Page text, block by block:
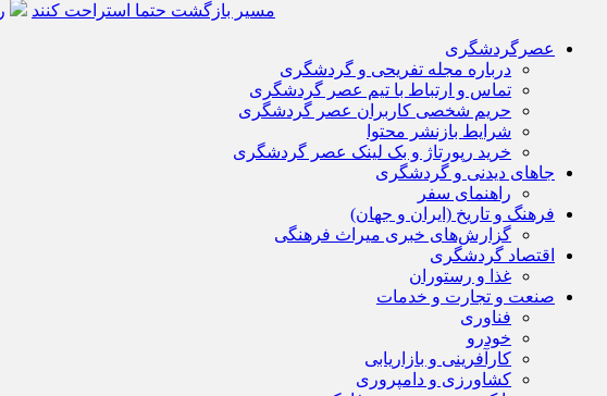
مسیر بازگشت حتما استراحت کنند
عصرگردشگری
درباره مجله تفریحی و گردشگری
تماس و ارتباط با تیم عصر گردشگری
حریم شخصی کاربران عصر گردشگری
شرایط بازنشر محتوا
خرید رپورتاژ و بک لینک عصر گردشگری
جاهای دیدنی و گردشگری
راهنمای سفر
فرهنگ و تاریخ (ایران و جهان)
گزارش‌های خبری میراث فرهنگی
اقتصاد گردشگری
غذا و رستوران
صنعت و تجارت و خدمات
فناوری
خودرو
کارآفرینی و بازاریابی
کشاورزی و دامپروری